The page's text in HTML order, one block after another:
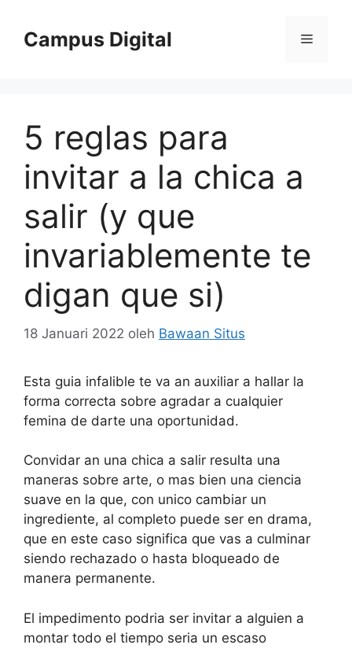
Campus Digital Menu
5 reglas para
invitar a la chica a
salir (y que
invariablemente te
digan que si)
18 Januari 2022 oleh Bawaan Situs
Esta guia infalible te va an auxiliar a hallar la
forma correcta sobre agradar a cualquier
femina de darte una oportunidad.
Convidar an una chica a salir resulta una
maneras sobre arte, o mas bien una ciencia
suave en la que, con unico cambiar un
ingrediente, al completo puede ser en drama,
que en este caso significa que vas a culminar
siendo rechazado o hasta bloqueado de
manera permanente.
El impedimento podri­a ser invitar a alguien a
montar todo el tiempo seri­a un escaso